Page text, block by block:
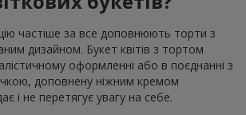
частіше за все доповнюють торти з
дизайном. Букет квітів з тортом
оформленні або в поєднанні з
доповнену ніжним кремом
і не перетягує увагу на себе.